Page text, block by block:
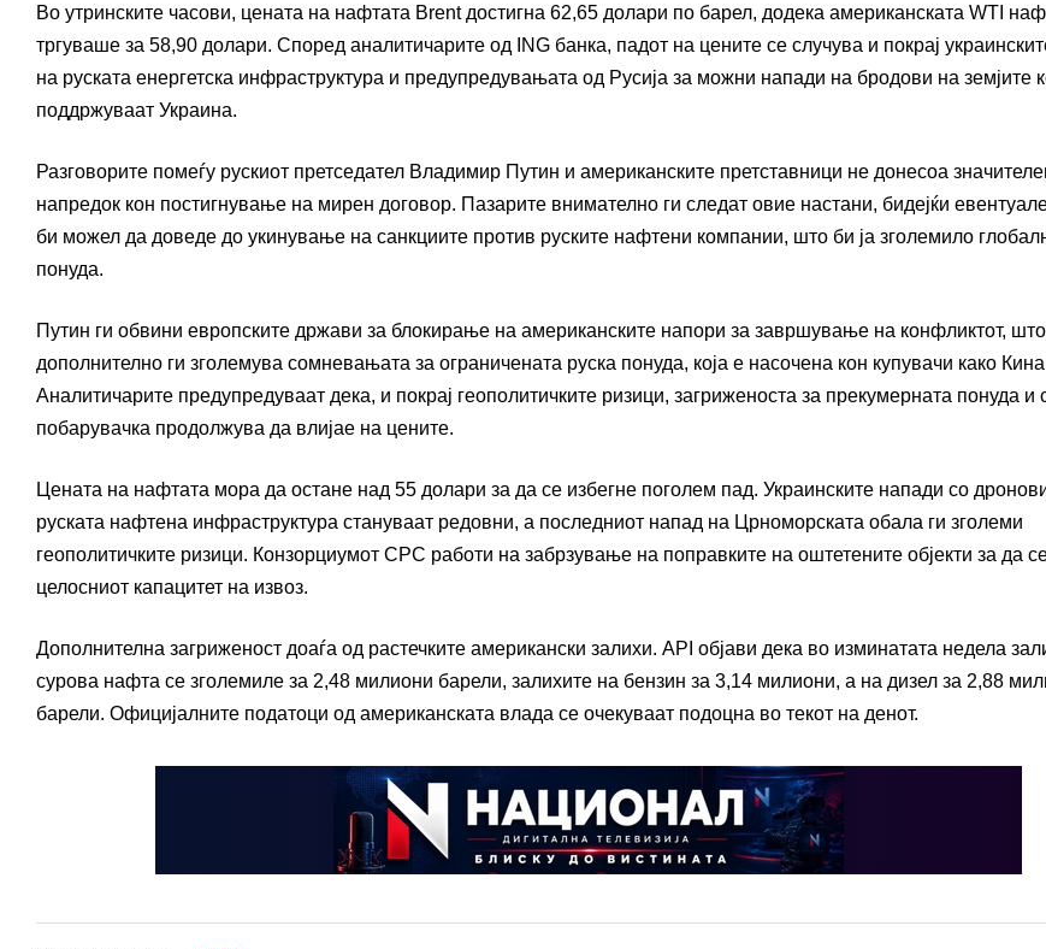
Во утринските часови, цената на нафтата Brent достигна 62,65 долари по барел, додека американската WTI
тргуваше за 58,90 долари. Според аналитичарите од ING банка, падот на цените се случува и покрај
на руската енергетска инфраструктура и предупредувањата од Русија за можни напади на бродови на земјите
поддржуваат Украина.
Разговорите помеѓу рускиот претседател Владимир Путин и американските претставници не донесоа
напредок кон постигнување на мирен договор. Пазарите внимателно ги следат овие настани, бидејќи
би можел да доведе до укинување на санкциите против руските нафтени компании, што би ја зголемило
понуда.
Путин ги обвини европските држави за блокирање на американските напори за завршување на конфликтот, што
дополнително ги зголемува сомневањата за ограничената руска понуда, која е насочена кон купувачи како
Аналитичарите предупредуваат дека, и покрај геополитичките ризици, загриженоста за прекумерната понуда и
побарувачка продолжува да влијае на цените.
Цената на нафтата мора да остане над 55 долари за да се избегне поголем пад. Украинските напади со
руската нафтена инфраструктура стануваат редовни, а последниот напад на Црноморската обала ги зголеми
геополитичките ризици. Конзорциумот CPC работи на забрзување на поправките на оштетените објекти за да
целосниот капацитет на извоз.
Дополнителна загриженост доаѓа од растечките американски залихи. API објави дека во изминатата недела
сурова нафта се зголемиле за 2,48 милиони барели, залихите на бензин за 3,14 милиони, а на дизел за 2,88
барели. Официјалните податоци од американската влада се очекуваат подоцна во текот на денот.